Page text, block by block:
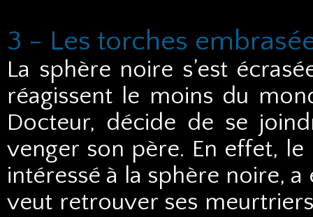
3 - Les torches
La sphère noire s’est
réagissent le moins du
Docteur, décide de se
venger son père. En effet,
intéressé à la sphère noire, a
veut retrouver ses